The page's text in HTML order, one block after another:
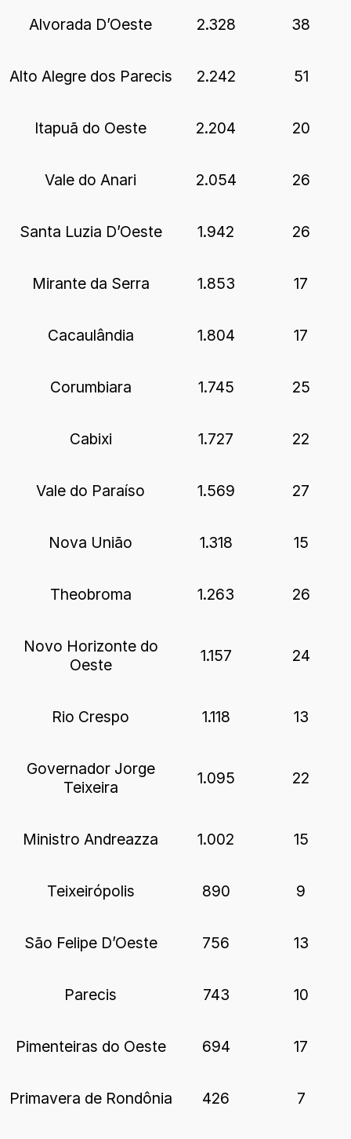
Alvorada D’Oeste 2.328 38
Alto Alegre dos Parecis 2.242 51
Itapuã do Oeste 2.204 20
Vale do Anari 2.054 26
Santa Luzia D’Oeste 1.942 26
Mirante da Serra 1.853 17
Cacaulândia 1.804 17
Corumbiara 1.745 25
Cabixi 1.727 22
Vale do Paraíso 1.569 27
Nova União 1.318 15
Theobroma 1.263 26
Novo Horizonte do
Oeste
1.157 24
Rio Crespo 1.118 13
Governador Jorge
Teixeira
1.095 22
Ministro Andreazza 1.002 15
Teixeirópolis 890 9
São Felipe D’Oeste 756 13
Parecis 743 10
Pimenteiras do Oeste 694 17
Primavera de Rondônia 426 7